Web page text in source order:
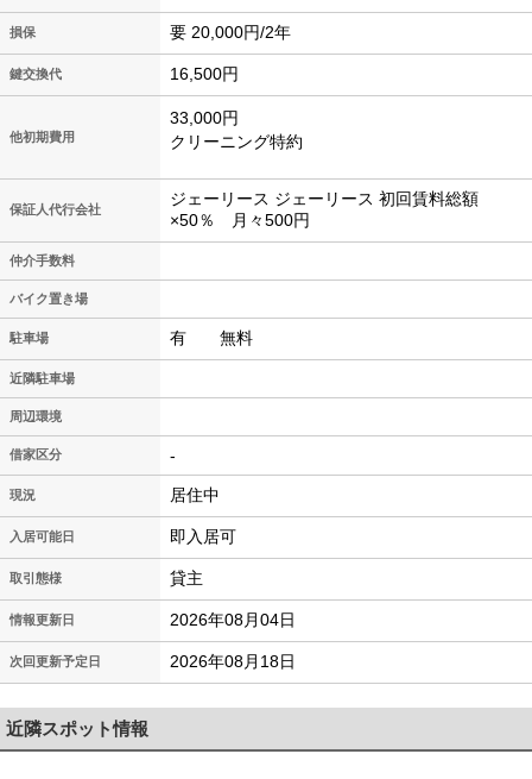
損保 要 20,000円/2年
鍵交換代 16,500円
他初期費用
33,000円
クリーニング特約
保証人代行会社
ジェーリース ジェーリース 初回賃料総額
×50％ 月々500円
仲介手数料
バイク置き場
駐車場 有 無料
近隣駐車場
周辺環境
借家区分 -
現況 居住中
入居可能日 即入居可
取引態様 貸主
情報更新日 2026年08月04日
次回更新予定日 2026年08月18日
近隣スポット情報